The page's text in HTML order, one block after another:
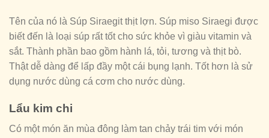
Tên của nó là Súp Siraegit thịt lợn. Súp miso Siraegi được
biết đến là loại súp rất tốt cho sức khỏe vì giàu vitamin và
sắt. Thành phần bao gồm hành lá, tỏi, tương và thịt bò.
Thật dễ dàng để lấp đầy một cái bụng lạnh. Tốt hơn là sử
dụng nước dùng cá cơm cho nước dùng.
Lẩu kim chi
Có một món ăn mùa đông làm tan chảy trái tim với món